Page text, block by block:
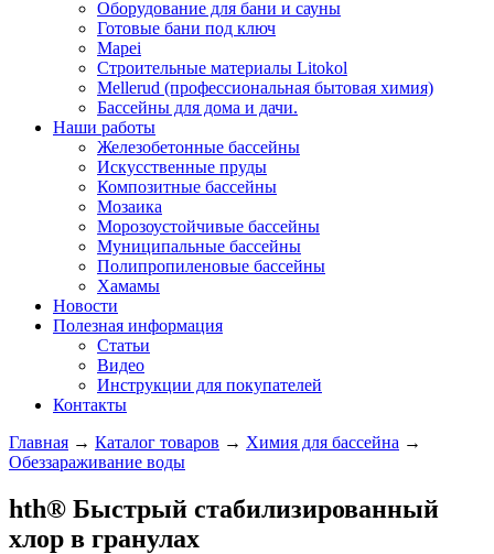
Оборудование для бани и сауны
Готовые бани под ключ
Mapei
Строительные материалы Litokol
Mellerud (профессиональная бытовая химия)
Бассейны для дома и дачи.
Наши работы
Железобетонные бассейны
Искусственные пруды
Композитные бассейны
Мозаика
Морозоустойчивые бассейны
Муниципальные бассейны
Полипропиленовые бассейны
Хамамы
Новости
Полезная информация
Статьи
Видео
Инструкции для покупателей
Контакты
Главная → Каталог товаров → Химия для бассейна →
Обеззараживание воды
hth® Быстрый стабилизированный
хлор в гранулах